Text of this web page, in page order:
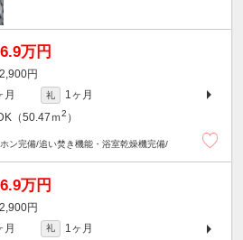
6.9万円
円
月 礼
1ヶ月
（50.47ｍ2 ）
ン完備/追い焚き機能・浴室乾燥機完備/
6.9万円
円
月 礼
1ヶ月